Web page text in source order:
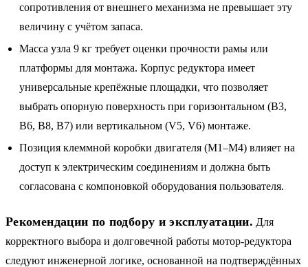
сопротивления от внешнего механизма не превышает эту
величину с учётом запаса.
Масса узла 9 кг требует оценки прочности рамы или
платформы для монтажа. Корпус редуктора имеет
универсальные крепёжные площадки, что позволяет
выбрать опорную поверхность при горизонтальном (B3,
B6, B8, B7) или вертикальном (V5, V6) монтаже.
Позиция клеммной коробки двигателя (M1–M4) влияет на
доступ к электрическим соединениям и должна быть
согласована с компоновкой оборудования пользователя.
Рекомендации по подбору и эксплуатации. Для
корректного выбора и долговечной работы мотор-редуктора
следуют инженерной логике, основанной на подтверждённых